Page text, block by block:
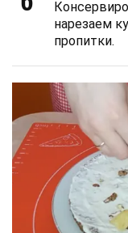
нарезаем
пропитки.